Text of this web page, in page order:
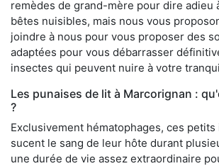
remèdes de grand-mère pour dire adieu
bêtes nuisibles, mais nous vous
joindre à nous pour vous proposer des
adaptées pour vous débarrasser
insectes qui peuvent nuire à votre
Les punaises de lit à Marcorignan :
?
Exclusivement hématophages, ces
sucent le sang de leur hôte durant
une durée de vie assez extraordinaire